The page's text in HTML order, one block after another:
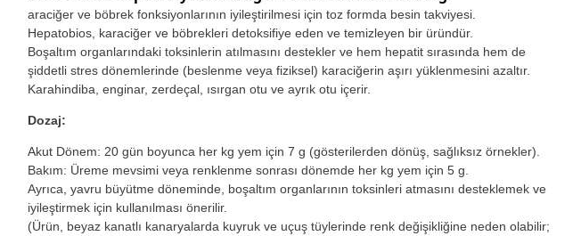
araciğer ve böbrek fonksiyonlarının iyileştirilmesi için toz formda besin takviyesi.
Hepatobios, karaciğer ve böbrekleri detoksifiye eden ve temizleyen bir üründür.
Boşaltım organlarındaki toksinlerin atılmasını destekler ve hem hepatit sırasında hem de
şiddetli stres dönemlerinde (beslenme veya fiziksel) karaciğerin aşırı yüklenmesini azaltır.
Karahindiba, enginar, zerdeçal, ısırgan otu ve ayrık otu içerir.
Dozaj:
Akut Dönem: 20 gün boyunca her kg yem için 7 g (gösterilerden dönüş, sağlıksız örnekler).
Bakım: Üreme mevsimi veya renklenme sonrası dönemde her kg yem için 5 g.
Ayrıca, yavru büyütme döneminde, boşaltım organlarının toksinleri atmasını desteklemek ve
iyileştirmek için kullanılması önerilir.
(Ürün, beyaz kanatlı kanaryalarda kuyruk ve uçuş tüylerinde renk değişikliğine neden olabilir;